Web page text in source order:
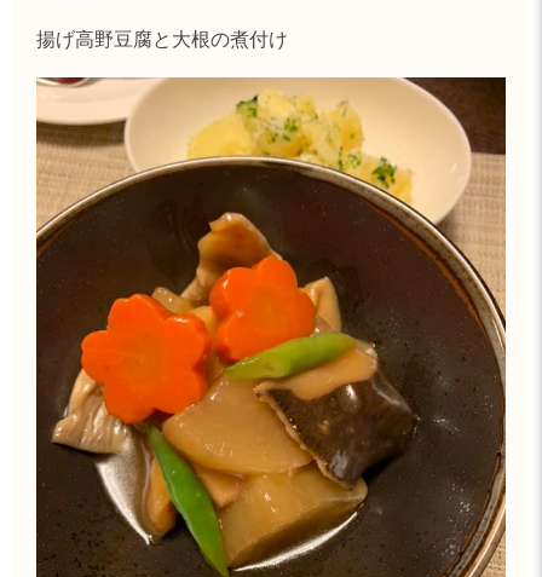
揚げ高野豆腐と大根の煮付け